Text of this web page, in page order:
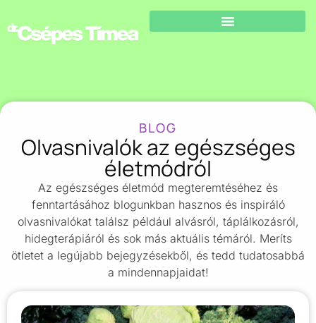
BLOG
Olvasnivalók az egészséges
életmódról
Az egészséges életmód megteremtéséhez és
fenntartásához blogunkban hasznos és inspiráló
olvasnivalókat találsz például alvásról, táplálkozásról,
hidegterápiáról és sok más aktuális témáról. Meríts
ötletet a legújabb bejegyzésekből, és tedd tudatosabbá
a mindennapjaidat!